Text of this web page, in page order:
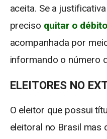
aceita. Se a
preciso quitar o débito
acompanhada por
informando o número
ELEITORES NO
O eleitor que possui
eleitoral no Brasil mas